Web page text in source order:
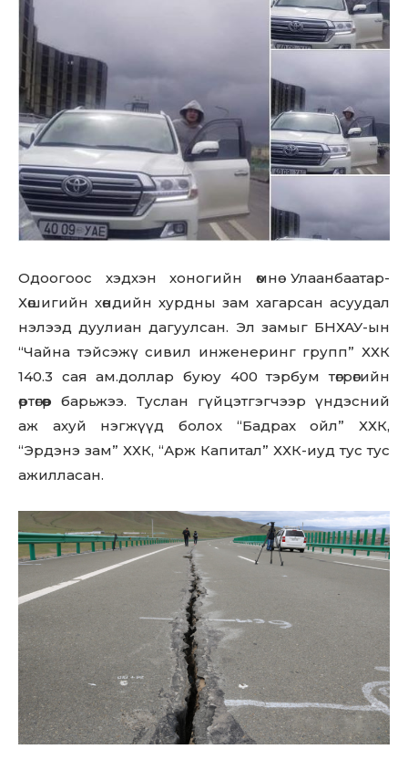
Одоогоос хэдхэн хоногийн өмнө Улаанбаатар-
Хөшигийн хөндийн хурдны зам хагарсан асуудал
нэлээд дуулиан дагуулсан. Эл замыг БНХАУ-ын
“Чайна тэйсэжү сивил инженеринг групп” ХХК
140.3 сая ам.доллар буюу 400 тэрбум төгрөгийн
өртөгөөр барьжээ. Туслан гүйцэтгэгчээр үндэсний
аж ахуй нэгжүүд болох “Бадрах ойл” ХХК,
“Эрдэнэ зам” ХХК, “Арж Капитал” ХХК-иуд тус тус
ажилласан.